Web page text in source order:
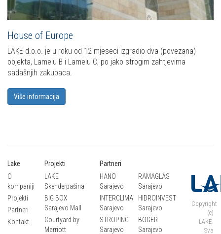
House of Europe
LAKE d.o.o. je u roku od 12 mjeseci izgradio dva (povezana)
objekta, Lamelu B i Lamelu C, po jako strogim zahtjevima
sadašnjih zakupaca.
Više informacija
Lake
O
kompaniji
Projekti
Partneri
Kontakt
Projekti
LAKE
Skenderpašina
BIG BOX
Sarajevo Mall
Courtyard by
Marriott
Partneri
HANO
Sarajevo
RAMAGLAS
Sarajevo
INTERCLIMA
Sarajevo
HIDROINVEST
Sarajevo
STROPING
Sarajevo
BOGER
Sarajevo
Copyright
(c)
LAKE.
Sva